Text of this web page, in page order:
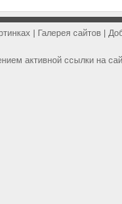
| Галерея сайтов |
активной ссылки на